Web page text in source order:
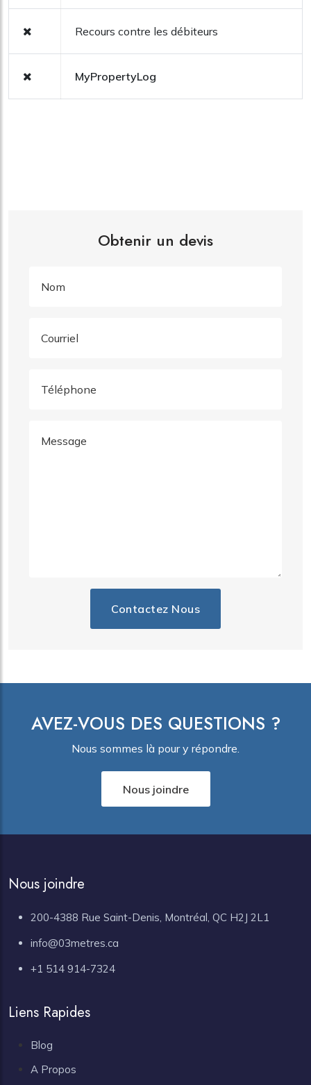
Recours contre les débiteurs
MyPropertyLog
Obtenir un devis
Nom
Courriel
Téléphone
Message
Contactez Nous
AVEZ-VOUS DES QUESTIONS ?
Nous sommes là pour y répondre.
Nous joindre
Nous joindre
200-4388 Rue Saint-Denis, Montréal, QC H2J 2L1
info@03metres.ca
+1 514 914-7324
Liens Rapides
Blog
A Propos